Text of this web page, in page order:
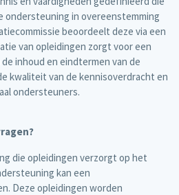
ondersteuning in overeenstemming
beoordeelt deze via een
van opleidingen zorgt voor een
inhoud en eindtermen van de
kwaliteit van de kennisoverdracht en
ondersteuners.
die opleidingen verzorgt op het
kan een
Deze opleidingen worden